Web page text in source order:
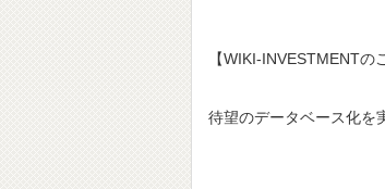
【WIKI-INVESTMENTの
待望のデータベース化を